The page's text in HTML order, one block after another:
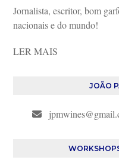
Jornalista, escritor, bom
nacionais e do mundo!
LER MAIS
JOÃO